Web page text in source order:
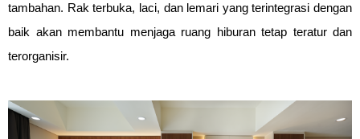
tambahan. Rak terbuka, laci, dan lemari yang terintegrasi dengan
baik akan membantu menjaga ruang hiburan tetap teratur dan
terorganisir.